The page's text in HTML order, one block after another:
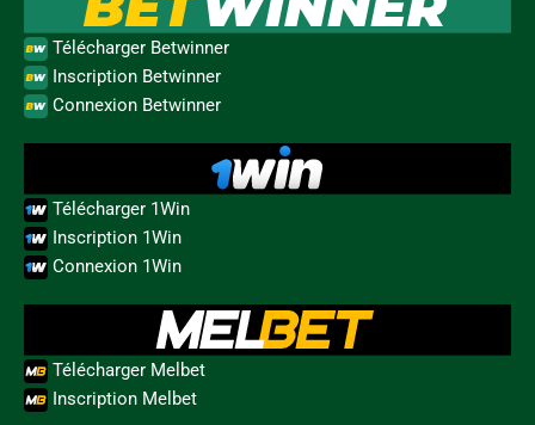
Télécharger Betwinner
Inscription Betwinner
Connexion Betwinner
Télécharger 1Win
Inscription 1Win
Connexion 1Win
Télécharger Melbet
Inscription Melbet